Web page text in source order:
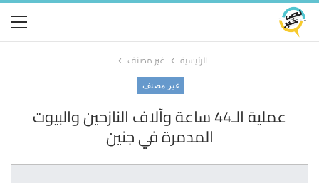
الرئيسية غير مصنف
غير مصنف
عملية الـ44 ساعة وآلاف النازحين والبيوت
المدمرة في جنين